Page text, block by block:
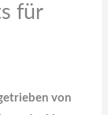
für
von